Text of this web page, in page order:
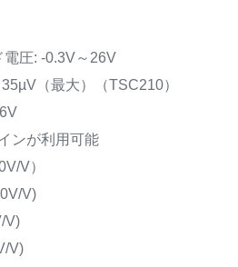
電圧: -0.3V～26V
（最大）（TSC210）
ンが利用可能
V）
V)
V)
V)